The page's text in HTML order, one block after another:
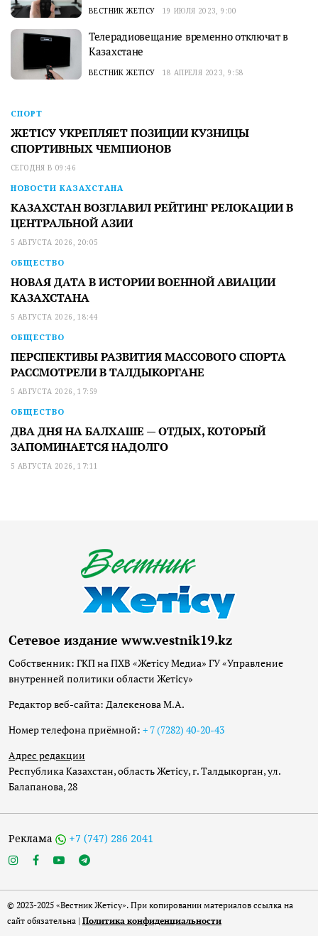
ВЕСТНИК ЖЕТІСУ 19 ИЮЛЯ 2023, 9:00
Телерадиовещание временно отключат в
Казахстане
ВЕСТНИК ЖЕТІСУ 18 АПРЕЛЯ 2023, 9:58
СПОРТ
ЖЕТІСУ УКРЕПЛЯЕТ ПОЗИЦИИ КУЗНИЦЫ
СПОРТИВНЫХ ЧЕМПИОНОВ
СЕГОДНЯ В 09:46
НОВОСТИ КАЗАХСТАНА
КАЗАХСТАН ВОЗГЛАВИЛ РЕЙТИНГ РЕЛОКАЦИИ В
ЦЕНТРАЛЬНОЙ АЗИИ
5 АВГУСТА 2026, 20:05
ОБЩЕСТВО
НОВАЯ ДАТА В ИСТОРИИ ВОЕННОЙ АВИАЦИИ
КАЗАХСТАНА
5 АВГУСТА 2026, 18:44
ОБЩЕСТВО
ПЕРСПЕКТИВЫ РАЗВИТИЯ МАССОВОГО СПОРТА
РАССМОТРЕЛИ В ТАЛДЫКОРГАНЕ
5 АВГУСТА 2026, 17:59
ОБЩЕСТВО
ДВА ДНЯ НА БАЛХАШЕ — ОТДЫХ, КОТОРЫЙ
ЗАПОМИНАЕТСЯ НАДОЛГО
5 АВГУСТА 2026, 17:11
Сетевое издание www.vestnik19.kz
Собственник: ГКП на ПХВ «Жетісу Медиа» ГУ «Управление
внутренней политики области Жетісу»
Редактор веб-сайта: Далекенова М.А.
Номер телефона приёмной: + 7 (7282) 40-20-43
Адрес редакции
Республика Казахстан, область Жетісу, г. Талдыкорган, ул.
Балапанова, 28
Реклама +7 (747) 286 2041
© 2023-2025 «Вестник Жетісу». При копировании материалов ссылка на
сайт обязательна | Политика конфиденциальности